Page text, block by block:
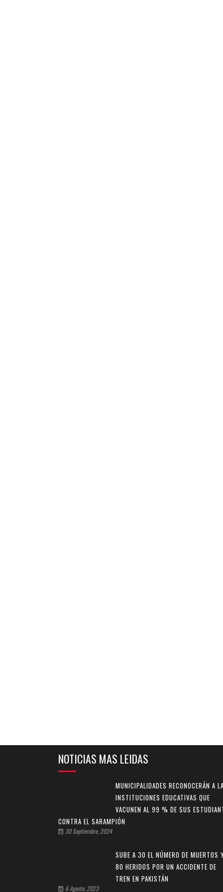
NOTICIAS MAS LEIDAS
MUNICIPALIDADES RECONOCERÁN A
INSTITUCIONES EDUCATIVAS QUE
VACUNEN AL 99 % DE SUS
CONTRA EL SARAMPIÓN
30 Septiembre, 2024
SUBE A 30 EL NÚMERO DE MUERTOS
80 HERIDOS POR UN ACCIDENTE DE
TREN EN PAKISTÁN
6 Agosto, 2023